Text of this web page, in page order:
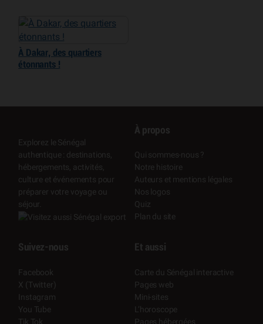
À Dakar, des quartiers
étonnants !
Explorez le Sénégal
authentique : destinations,
hébergements, activités,
culture et événements pour
préparer votre voyage ou
séjour.
À propos
Qui sommes-nous ?
Notre histoire
Auteurs et mentions légales
Nos logos
Quiz
Plan du site
Suivez-nous
Facebook
X (Twitter)
Instagram
You Tube
Tik Tok
Et aussi
Carte du Sénégal interactive
Pages web
Mini-sites
L’horoscope
Pages hébergées